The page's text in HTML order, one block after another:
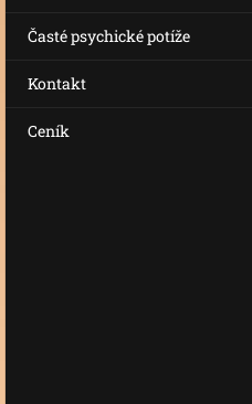
Časté psychické potíže
Kontakt
Ceník